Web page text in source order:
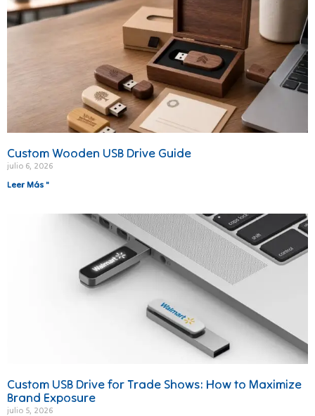
Custom Wooden USB Drive Guide
julio 6, 2026
Leer Más "
Custom USB Drive for Trade Shows: How to Maximize
Brand Exposure
julio 5, 2026